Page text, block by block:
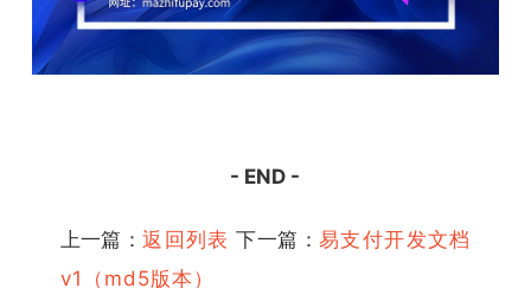
- END -
上一篇：返回列表 下一篇： 易支付开发文档
v1（md5版本）